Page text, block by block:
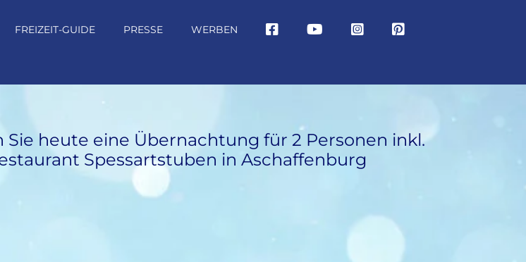
FREIZEIT-GUIDE PRESSE WERBEN
Sie heute eine Übernachtung für 2 Personen inkl.
Spessartstuben in Aschaffenburg